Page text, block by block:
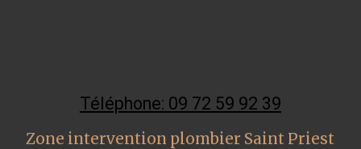
Téléphone: 09 72 59 92 39
Zone intervention plombier Saint Priest